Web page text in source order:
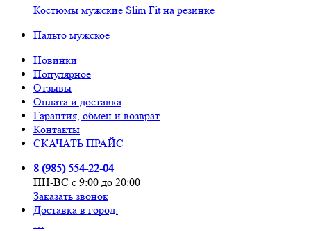
Костюмы мужские Slim Fit на резинке
Пальто мужское
Новинки
Популярное
Отзывы
Оплата и доставка
Гарантия, обмен и возврат
Контакты
СКАЧАТЬ ПРАЙС
8 (985) 554-22-04
ПН-ВС с 9:00 до 20:00
Заказать звонок
Доставка в город:
…